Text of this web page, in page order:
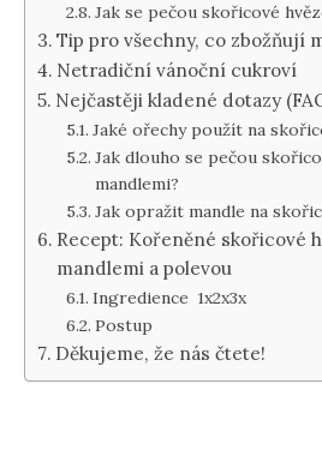
Jak se pečou skořicové
Tip pro všechny, co zbožňují
Netradiční vánoční cukroví
Nejčastěji kladené dotazy
Jaké ořechy použít na
Jak dlouho se pečou
mandlemi?
Jak opražit mandle na
Recept: Kořeněné skořicové
mandlemi a polevou
Ingredience 1x2x3x
Postup
Děkujeme, že nás čtete!